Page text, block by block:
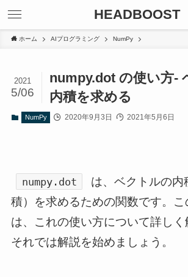
HEADBOOST
ホーム AIプログラミング NumPy
numpy.dot の使い方-
内積を求める
2021
5/06
NumPy 2020年9月3日 2021年5月6日
numpy.dot
は、ベクトルの内
積）を求めるための関数です。
は、これの使い方について詳しく
それでは解説を始めましょう。